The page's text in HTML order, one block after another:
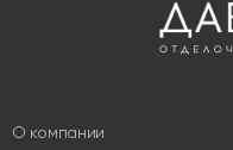
О компании